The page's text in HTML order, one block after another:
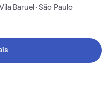
Baruel · São Paulo